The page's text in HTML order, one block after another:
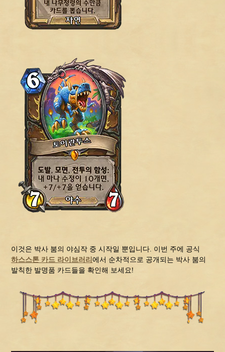
이것은 박사 붐의 야심작 중 시작일 뿐입니다. 이번 주에 공식
하스스톤 카드 라이브러리에서 순차적으로 공개되는 박사 붐의
발칙한 발명품 카드들을 확인해 보세요!